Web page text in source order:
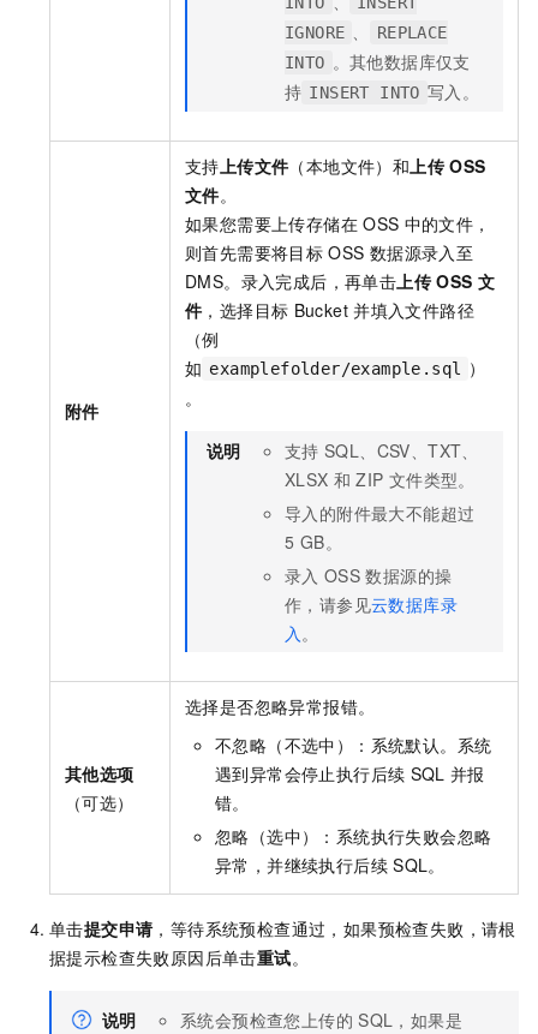
IGNORE 、
REPLACE
INTO 。其他数据库仅支
持 INSERT INTO 写入。
附件
支持上传文件 （本地文件）和上传 OSS
文件。
如果您需要上传存储在 OSS 中的文件，
则首先需要将目标 OSS 数据源录入至
DMS。录入完成后，再单击上传 OSS 文
件 ，选择目标 Bucket 并填入文件路径
（例
如 examplefolder/example.sql ）
。
说明 支持 SQL、CSV、TXT、
XLSX 和 ZIP 文件类型。
导入的附件最大不能超过
5 GB。
录入 OSS 数据源的操
作，请参见云数据库录
入。
其他选项
（可选）
选择是否忽略异常报错。
不忽略（不选中）：系统默认。系统
遇到异常会停止执行后续 SQL 并报
错。
忽略（选中）：系统执行失败会忽略
异常，并继续执行后续 SQL。
单击提交申请，等待系统预检查通过，如果预检查失败，请根
据提示检查失败原因后单击重试。
说明 系统会预检查您上传的 SQL，如果是